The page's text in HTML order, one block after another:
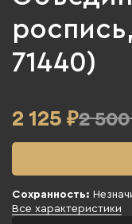
71440)
2 125 ₽2 500
Сохранность:
Все характеристики